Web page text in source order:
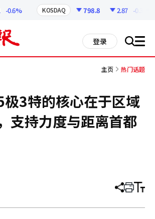
-0.6% KOSDAQ 798.8 2.87 -0.36%
登录 搜 all
主页 热门话题
3特的核心在于区域
支持力度与距离首都
分
章
打 调
小